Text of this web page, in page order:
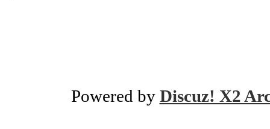
Powered by Discuz! X2